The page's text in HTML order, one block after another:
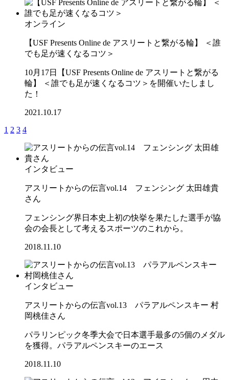
オンライン
【USF Presents Online de アスリートと繋がる輪】 ＜誰
でも足が速くなるコツ＞
10月17日【USF Presents Online de アスリートと繋がる
輪】 ＜誰でも足が速くなるコツ＞を開催いたしまし
た！
2021.10.17
1 2 3 4
インタビュー
アスリートからの伝言vol.14 フェンシング 太田雄貴
さん
フェンシング界日本史上初の快挙を果たした選手が協
会の会長として考えるスポーツのこれから。
2018.11.10
インタビュー
アスリートからの伝言vol.13 パラアルペンスキー 村
岡桃佳さん
パラリンピック冬季大会で日本選手最多の5個のメダル
を獲得。パラアルペンスキーのエース
2018.11.10